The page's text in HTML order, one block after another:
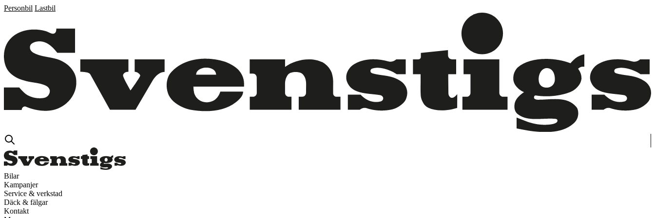
Personbil Lastbil
Bilar
Kampanjer
Service & verkstad
Däck & fälgar
Kontakt